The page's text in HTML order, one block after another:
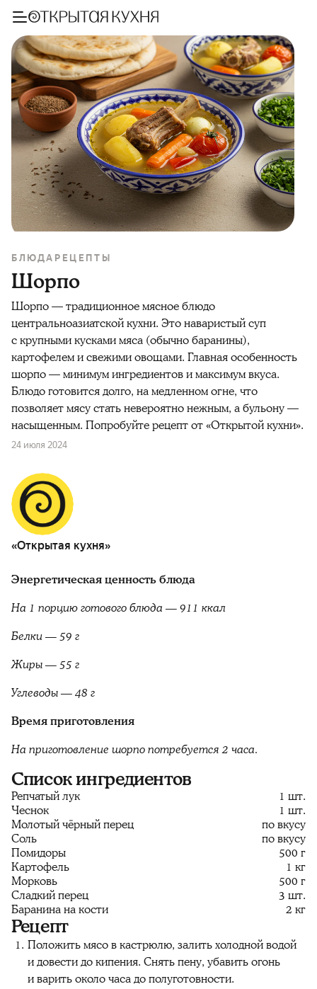
БЛЮДА РЕЦЕПТЫ
Шорпо
Шорпо — традиционное мясное блюдо
центральноазиатской кухни. Это наваристый суп
с крупными кусками мяса (обычно баранины),
картофелем и свежими овощами. Главная особенность
шорпо — минимум ингредиентов и максимум вкуса.
Блюдо готовится долго, на медленном огне, что
позволяет мясу стать невероятно нежным, а бульону —
насыщенным. Попробуйте рецепт от «Открытой кухни».
24 июля 2024
«Открытая кухня»
Энергетическая ценность блюда
На 1 порцию готового блюда — 911 ккал
Белки — 59 г
Жиры — 55 г
Углеводы — 48 г
Время приготовления
На приготовление шорпо потребуется 2 часа.
Список ингредиентов
Репчатый лук
1 шт.
Чеснок
1 шт.
Молотый чёрный перец
по вкусу
Соль
по вкусу
Помидоры
500 г
Картофель
1 кг
Морковь
500 г
Сладкий перец
3 шт.
Баранина на кости
2 кг
Рецепт
Положить мясо в кастрюлю, залить холодной водой
и довести до кипения. Снять пену, убавить огонь
и варить около часа до полуготовности.